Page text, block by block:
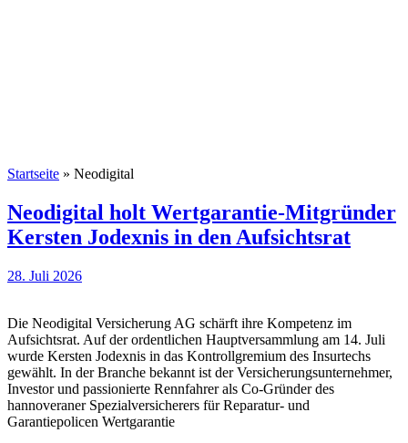
Startseite » Neodigital
Neodigital holt Wertgarantie-Mitgründer
Kersten Jodexnis in den Aufsichtsrat
28. Juli 2026
Die Neodigital Versicherung AG schärft ihre Kompetenz im
Aufsichtsrat. Auf der ordentlichen Hauptversammlung am 14. Juli
wurde Kersten Jodexnis in das Kontrollgremium des Insurtechs
gewählt. In der Branche bekannt ist der Versicherungsunternehmer,
Investor und passionierte Rennfahrer als Co-Gründer des
hannoveraner Spezialversicherers für Reparatur- und
Garantiepolicen Wertgarantie